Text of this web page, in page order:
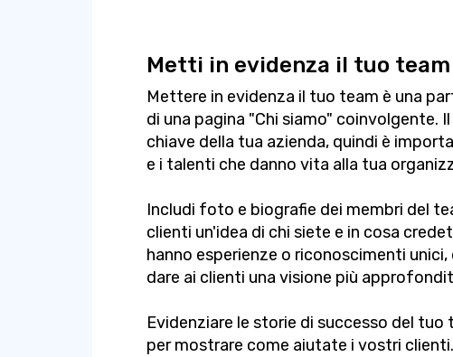
Metti in evidenza il tuo team
Mettere in evidenza il tuo team è una
di una pagina "Chi siamo" coinvolgente.
chiave della tua azienda, quindi è
e i talenti che danno vita alla tua
Includi foto e biografie dei membri del
clienti un'idea di chi siete e in cosa
hanno esperienze o riconoscimenti
dare ai clienti una visione più
Evidenziare le storie di successo del
per mostrare come aiutate i vostri